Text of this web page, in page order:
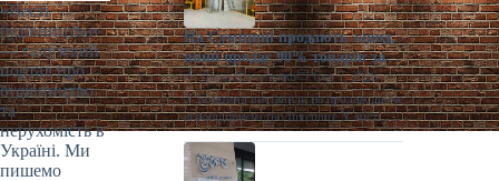
«Весті
будівництва»
— галузевий
портал про
будівництво
та
нерухомість в
Україні. Ми
пишемо
На Сумщині продають завод,
який продає 90% товарів за
кордон
Діана Ярмоленко
Сер 7, 2026
У Конотопі виставили на продаж діюче
агропідприємство/Inventure У місті
Конотоп Сумської області виставили
на продаж 100% корпоративних прав
діючого агропереробного